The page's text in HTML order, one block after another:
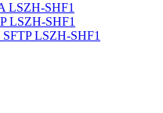
LSZH-SHF1
LSZH-SHF1
SFTP LSZH-SHF1